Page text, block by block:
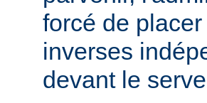
forcé de
inverses
devant le